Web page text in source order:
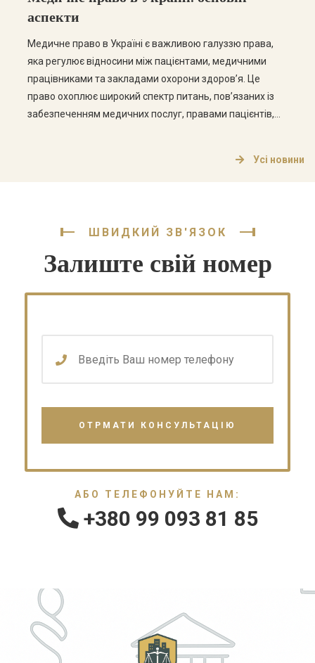
аспекти
Медичне право в Україні є важливою галуззю права,
яка регулює відносини між пацієнтами, медичними
працівниками та закладами охорони здоров’я. Це
право охоплює широкий спектр питань, пов’язаних із
забезпеченням медичних послуг, правами пацієнтів,
права Медичне право в Україні складається з кількох
Усі новини
ШВИДКИЙ ЗВ'ЯЗОК
Залиште свій номер
АБО ТЕЛЕФОНУЙТЕ НАМ:
+380 99 093 81 85